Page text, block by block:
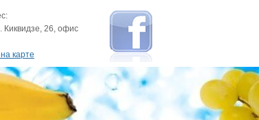
Киквидзе, 26, офис
карте